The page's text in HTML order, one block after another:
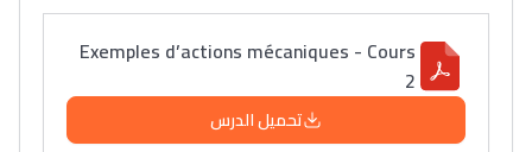
Exemples d’actions mécaniques - Cours
2
تحميل الدرس